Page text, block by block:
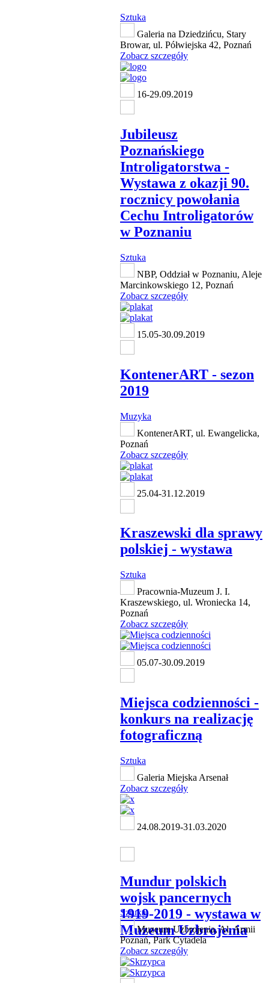
Sztuka
Galeria na Dziedzińcu, Stary
Browar, ul. Półwiejska 42, Poznań
Zobacz szczegóły
16-29.09.2019
Jubileusz
Poznańskiego
Introligatorstwa -
Wystawa z okazji 90.
rocznicy powołania
Cechu Introligatorów
w Poznaniu
Sztuka
NBP, Oddział w Poznaniu, Aleje
Marcinkowskiego 12, Poznań
Zobacz szczegóły
15.05-30.09.2019
KontenerART - sezon
2019
Muzyka
KontenerART, ul. Ewangelicka,
Poznań
Zobacz szczegóły
25.04-31.12.2019
Kraszewski dla sprawy
polskiej - wystawa
Sztuka
Pracownia-Muzeum J. I.
Kraszewskiego, ul. Wroniecka 14,
Poznań
Zobacz szczegóły
05.07-30.09.2019
Miejsca codzienności -
konkurs na realizację
fotograficzną
Sztuka
Galeria Miejska Arsenał
Zobacz szczegóły
24.08.2019-31.03.2020
Mundur polskich
wojsk pancernych
1919-2019 - wystawa w
Muzeum Uzbrojenia
Sztuka
Muzeum Uzbrojenia, Al. Armii
Poznań, Park Cytadela
Zobacz szczegóły